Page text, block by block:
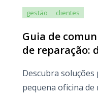
gestão clientes
Guia de
de reparação:
Descubra soluções
pequena oficina de